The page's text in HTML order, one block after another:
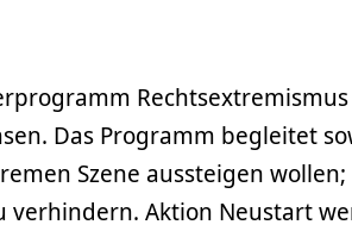
Das Programm begleitet
Szene aussteigen
verhindern. Aktion Neustart